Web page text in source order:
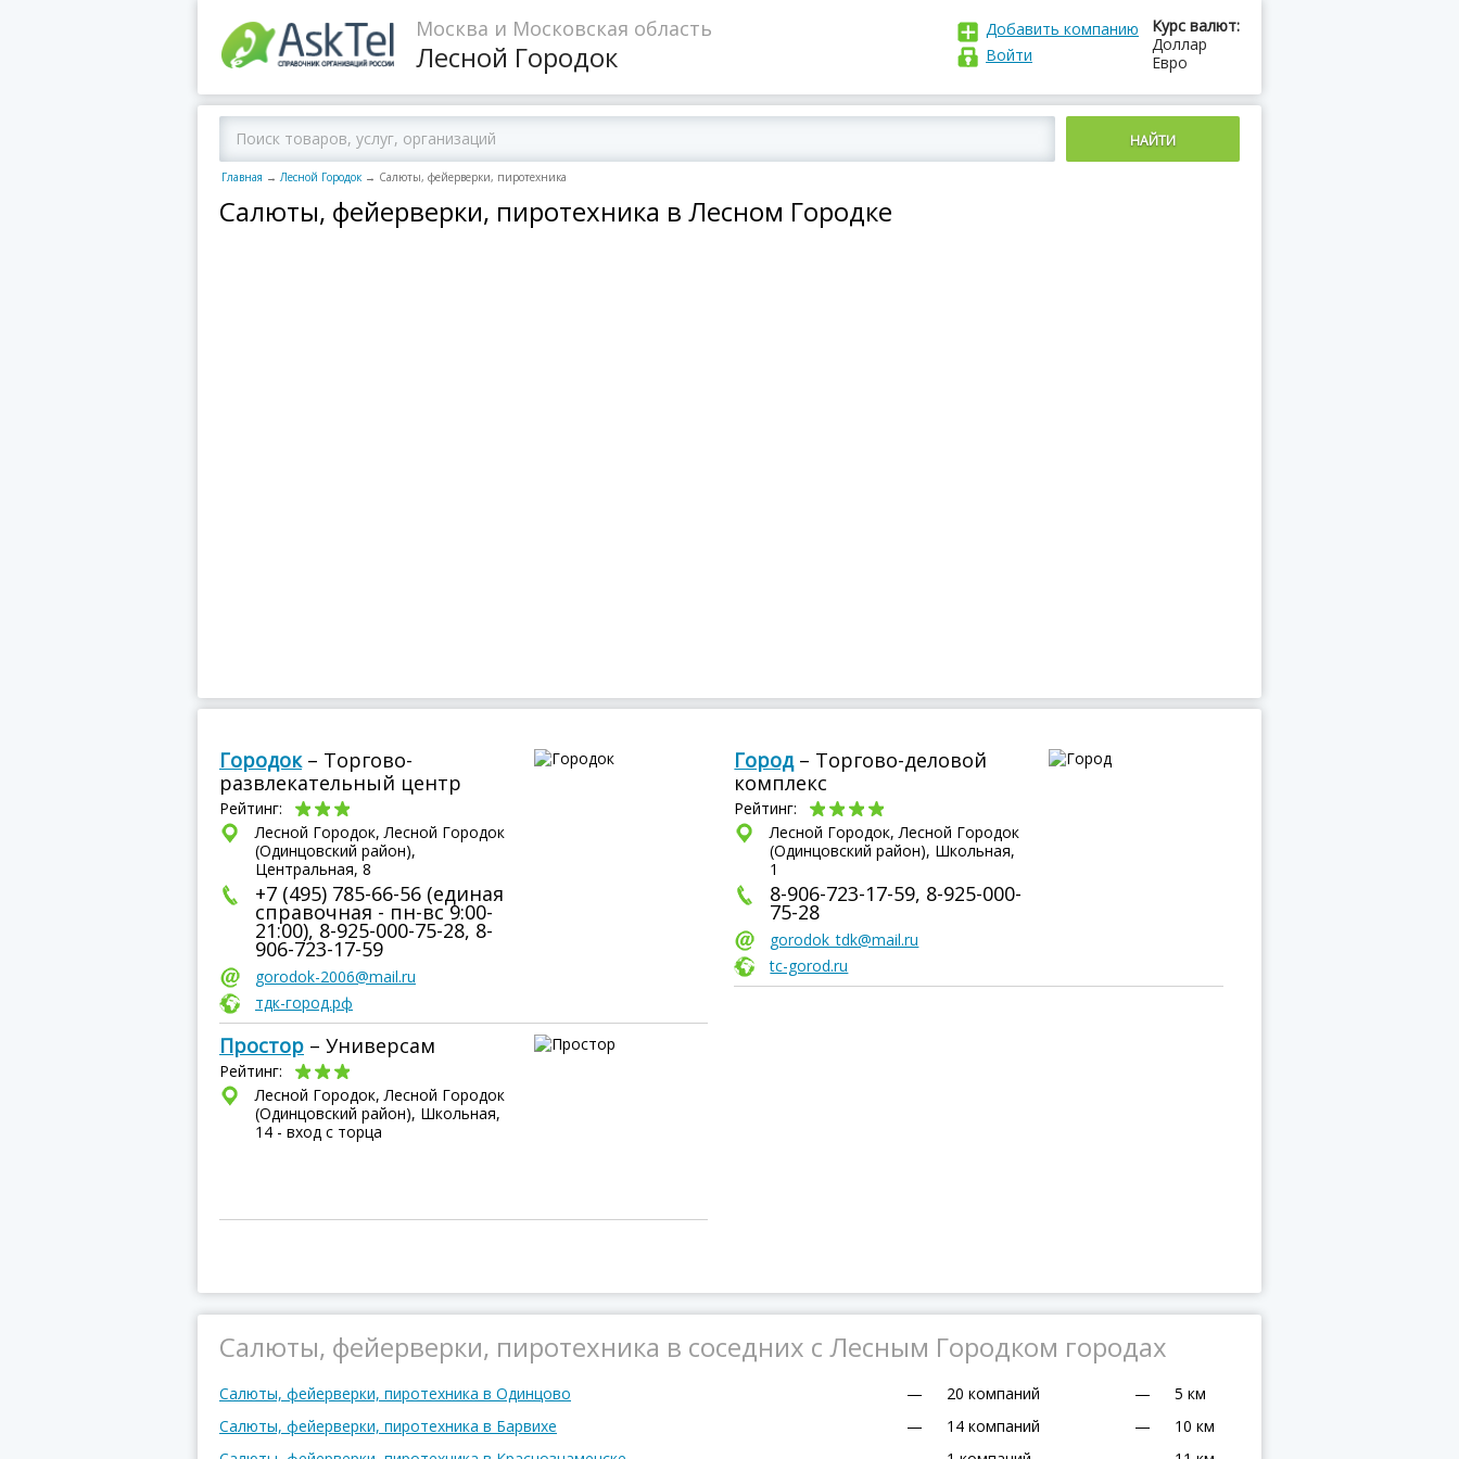
Москва и Московская область
Лесной Городок
Курс валют:
Доллар
Евро
Добавить компанию
Войти
Главная → Лесной Городок → Салюты, фейерверки, пиротехника
Салюты, фейерверки, пиротехника в Лесном Городке
Городок– Торгово-
развлекательный центр
Рейтинг:
Лесной Городок, Лесной Городок
(Одинцовский район),
Центральная, 8
+7 (495) 785-66-56 (единая
справочная - пн-вс 9:00-
21:00), 8-925-000-75-28, 8-
906-723-17-59
gorodok-2006@mail.ru
тдк-город.рф
Город– Торгово-деловой
комплекс
Рейтинг:
Лесной Городок, Лесной Городок
(Одинцовский район), Школьная,
1
8-906-723-17-59, 8-925-000-
75-28
gorodok_tdk@mail.ru
tc-gorod.ru
Простор – Универсам
Рейтинг:
Лесной Городок, Лесной Городок
(Одинцовский район), Школьная,
14 - вход с торца
Салюты, фейерверки, пиротехника в соседних с Лесным Городком городах
Салюты, фейерверки, пиротехника в Одинцово — 20 компаний —
5 км
Салюты, фейерверки, пиротехника в Барвихе
— 14 компаний —
10 км